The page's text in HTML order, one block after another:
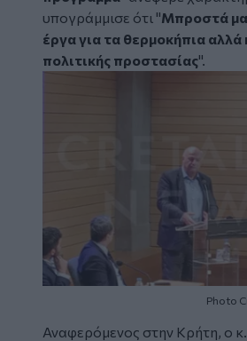
υπογράμμισε ότι "Μπροστά
έργα για τα θερμοκήπια αλλά
πολιτικής προστασίας".
Photo
Αναφερόμενος στην Κρήτη, ο